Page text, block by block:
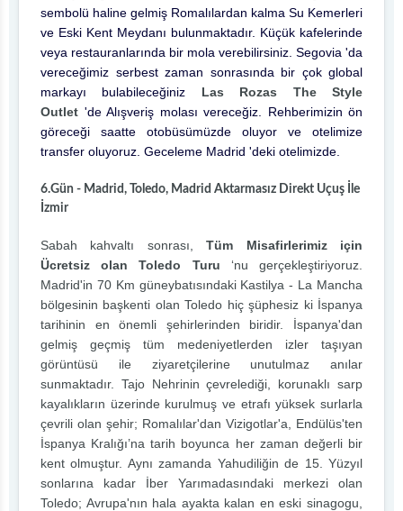
sembolü haline gelmiş Romalılardan kalma Su Kemerleri
ve Eski Kent Meydanı bulunmaktadır. Küçük kafelerinde
veya restauranlarında bir mola verebilirsiniz. Segovia 'da
vereceğimiz serbest zaman sonrasında bir çok global
markayı bulabileceğiniz Las Rozas The Style
Outlet 'de Alışveriş molası vereceğiz. Rehberimizin ön
göreceği saatte otobüsümüzde oluyor ve otelimize
transfer oluyoruz. Geceleme Madrid 'deki otelimizde.
6.Gün - Madrid, Toledo, Madrid Aktarmasız Direkt Uçuş İle
İzmir
Sabah kahvaltı sonrası,Tüm Misafirlerimiz için
Ücretsiz olan Toledo Turu ‘nu gerçekleştiriyoruz.
Madrid'in 70 Km güneybatısındaki Kastilya - La Mancha
bölgesinin başkenti olan Toledo hiç şüphesiz ki İspanya
tarihinin en önemli şehirlerinden biridir. İspanya'dan
gelmiş geçmiş tüm medeniyetlerden izler taşıyan
görüntüsü ile ziyaretçilerine unutulmaz anılar
sunmaktadır. Tajo Nehrinin çevrelediği, korunaklı sarp
kayalıkların üzerinde kurulmuş ve etrafı yüksek surlarla
çevrili olan şehir; Romalılar'dan Vizigotlar'a, Endülüs'ten
İspanya Kralığı’na tarih boyunca her zaman değerli bir
kent olmuştur. Aynı zamanda Yahudiliğin de 15. Yüzyıl
sonlarına kadar İber Yarımadasındaki merkezi olan
Toledo; Avrupa'nın hala ayakta kalan en eski sinagogu,